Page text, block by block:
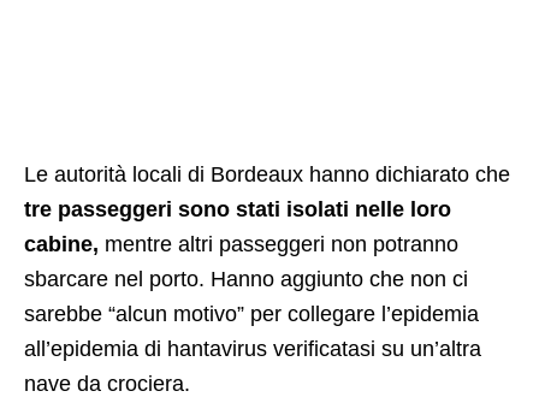
Le autorità locali di Bordeaux hanno dichiarato che
tre passeggeri sono stati isolati nelle loro
cabine, mentre altri passeggeri non potranno
sbarcare nel porto. Hanno aggiunto che non ci
sarebbe “alcun motivo” per collegare l’epidemia
all’epidemia di hantavirus verificatasi su un’altra
nave da crociera.